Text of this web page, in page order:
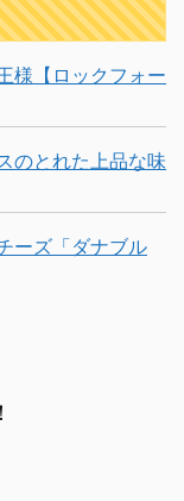
様【ロックフォー
のとれた上品な味
ーズ「ダナブル